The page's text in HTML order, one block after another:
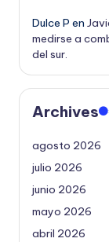
Dulce P en
medirse a
del sur.
Archives
agosto 2026
julio 2026
junio 2026
mayo 2026
abril 2026